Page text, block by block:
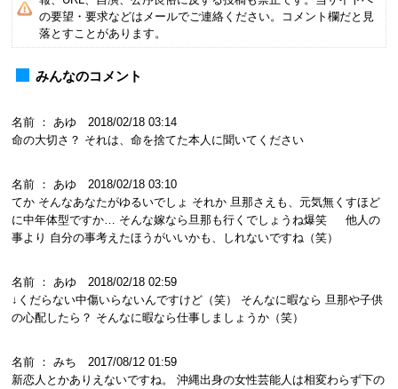
の要望・要求などはメールでご連絡ください。コメント欄だと見
落とすことがあります。
みんなのコメント
名前 ： あゆ 2018/02/18 03:14
命の大切さ？ それは、命を捨てた本人に聞いてください
名前 ： あゆ 2018/02/18 03:10
てか そんなあなたがゆるいでしょ それか 旦那さえも、元気無くすほど
に中年体型ですか… そんな嫁なら旦那も行くでしょうね爆笑 他人の
事より 自分の事考えたほうがいいかも、しれないですね（笑）
名前 ： あゆ 2018/02/18 02:59
↓くだらない中傷いらないんですけど（笑） そんなに暇なら 旦那や子供
の心配したら？ そんなに暇なら仕事しましょうか（笑）
名前 ： みち 2017/08/12 01:59
新恋人とかありえないですね。 沖縄出身の女性芸能人は相変わらず下の